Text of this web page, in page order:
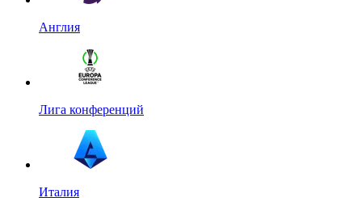
Англия
Лига конференций
Италия